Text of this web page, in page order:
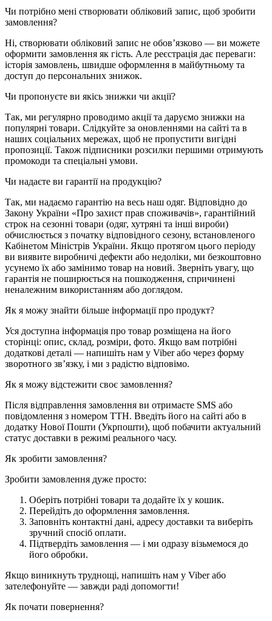
Чи потрібно мені створювати обліковий запис, щоб зробити
замовлення?
Ні, створювати обліковий запис не обов’язково — ви можете
оформити замовлення як гість. Але реєстрація дає переваги:
історія замовлень, швидше оформлення в майбутньому та
доступ до персональних знижок.
Чи пропонуєте ви якісь знижки чи акції?
Так, ми регулярно проводимо акції та даруємо знижки на
популярні товари. Слідкуйте за оновленнями на сайті та в
наших соціальних мережах, щоб не пропустити вигідні
пропозиції. Також підписники розсилки першими отримують
промокоди та спеціальні умови.
Чи надаєте ви гарантії на продукцію?
Так, ми надаємо гарантію на весь наш одяг. Відповідно до
Закону України «Про захист прав споживачів», гарантійний
строк на сезонні товари (одяг, хутряні та інші вироби)
обчислюється з початку відповідного сезону, встановленого
Кабінетом Міністрів України. Якщо протягом цього періоду
ви виявите виробничі дефекти або недоліки, ми безкоштовно
усунемо їх або замінимо товар на новий. Зверніть увагу, що
гарантія не поширюється на пошкодження, спричинені
неналежним використанням або доглядом.
Як я можу знайти більше інформації про продукт?
Уся доступна інформація про товар розміщена на його
сторінці: опис, склад, розміри, фото. Якщо вам потрібні
додаткові деталі — напишіть нам у Viber або через форму
зворотного зв’язку, і ми з радістю відповімо.
Як я можу відстежити своє замовлення?
Після відправлення замовлення ви отримаєте SMS або
повідомлення з номером ТТН. Введіть його на сайті або в
додатку Нової Пошти (Укрпошти), щоб побачити актуальний
статус доставки в режимі реального часу.
Як зробити замовлення?
Зробити замовлення дуже просто:
Оберіть потрібні товари та додайте їх у кошик.
Перейдіть до оформлення замовлення.
Заповніть контактні дані, адресу доставки та виберіть
зручний спосіб оплати.
Підтвердіть замовлення — і ми одразу візьмемося до
його обробки.
Якщо виникнуть труднощі, напишіть нам у Viber або
зателефонуйте — завжди раді допомогти!
Як почати повернення?